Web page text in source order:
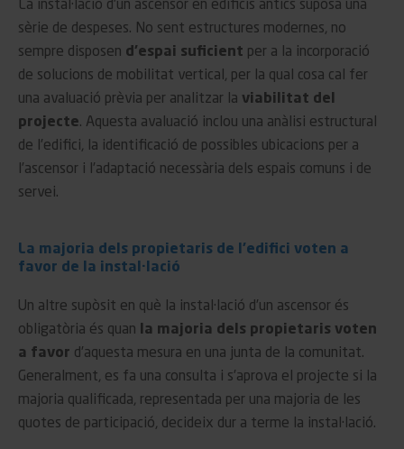
La instal·lació d’un ascensor en edificis antics suposa una
sèrie de despeses. No sent estructures modernes, no
sempre disposen d’espai suficient per a la incorporació
de solucions de mobilitat vertical, per la qual cosa cal fer
una avaluació prèvia per analitzar la viabilitat del
projecte. Aquesta avaluació inclou una anàlisi estructural
de l’edifici, la identificació de possibles ubicacions per a
l’ascensor i l’adaptació necessària dels espais comuns i de
servei.
La majoria dels propietaris de l’edifici voten a
favor de la instal·lació
Un altre supòsit en què la instal·lació d’un ascensor és
obligatòria és quan
la majoria dels propietaris voten
a favor d’aquesta mesura en una junta de la comunitat.
Generalment, es fa una consulta i s’aprova el projecte si la
majoria qualificada, representada per una majoria de les
quotes de participació, decideix dur a terme la instal·lació.